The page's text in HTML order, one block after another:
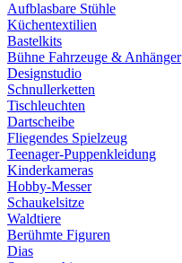
Aufblasbare Stühle
Küchentextilien
Bastelkits
Bühne Fahrzeuge & Anhänger
Designstudio
Schnullerketten
Tischleuchten
Dartscheibe
Fliegendes Spielzeug
Teenager-Puppenkleidung
Kinderkameras
Hobby-Messer
Schaukelsitze
Waldtiere
Berühmte Figuren
Dias